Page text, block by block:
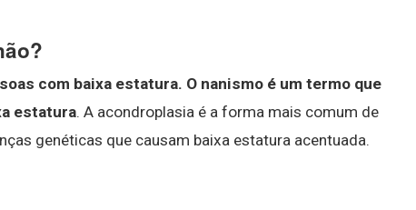
com baixa estatura. O nanismo é um termo que
estatura. A acondroplasia é a forma mais comum de
genéticas que causam baixa estatura acentuada.